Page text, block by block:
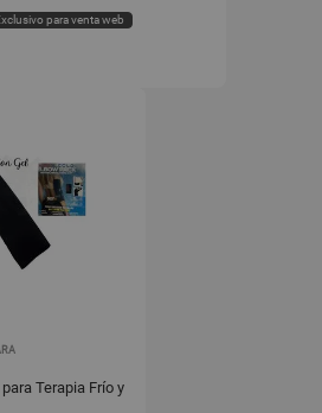
para venta web
Terapia Frío y